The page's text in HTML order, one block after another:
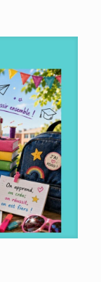
de Champion